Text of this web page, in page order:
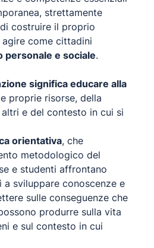
strettamente
costruire il proprio
come cittadini
personale e sociale.
significa educare alla
proprie risorse, della
e del contesto in cui si
orientativa, che
metodologico del
e studenti affrontano
sviluppare conoscenze e
sulle conseguenze che
produrre sulla vita
e sul contesto in cui